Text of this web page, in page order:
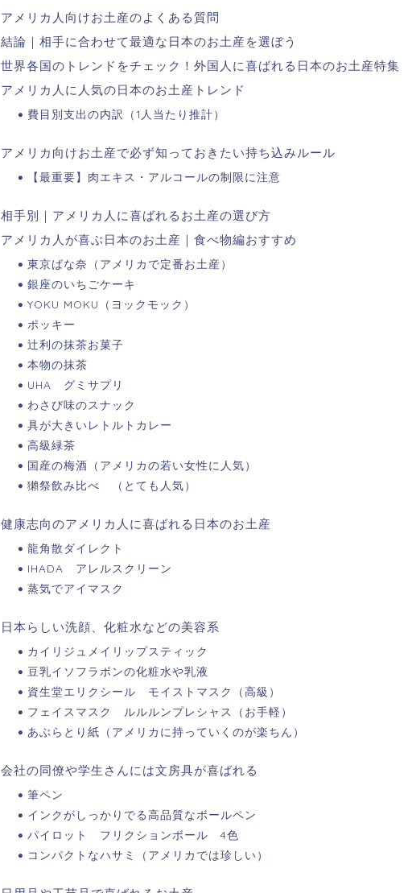
アメリカ人向けお土産のよくある質問
結論｜相手に合わせて最適な日本のお土産を選ぼう
世界各国のトレンドをチェック！外国人に喜ばれる日本のお土産特集
アメリカ人に人気の日本のお土産トレンド
費目別支出の内訳（1人当たり推計）
アメリカ向けお土産で必ず知っておきたい持ち込みルール
【最重要】肉エキス・アルコールの制限に注意
相手別｜アメリカ人に喜ばれるお土産の選び方
アメリカ人が喜ぶ日本のお土産｜食べ物編おすすめ
東京ばな奈（アメリカで定番お土産）
銀座のいちごケーキ
YOKU MOKU（ヨックモック）
ポッキー
辻利の抹茶お菓子
本物の抹茶
UHA グミサプリ
わさび味のスナック
具が大きいレトルトカレー
高級緑茶
国産の梅酒（アメリカの若い女性に人気）
獺祭飲み比べ （とても人気）
健康志向のアメリカ人に喜ばれる日本のお土産
龍角散ダイレクト
IHADA アレルスクリーン
蒸気でアイマスク
日本らしい洗顔、化粧水などの美容系
カイリジュメイリップスティック
豆乳イソフラボンの化粧水や乳液
資生堂エリクシール モイストマスク（高級）
フェイスマスク ルルルンプレシャス（お手軽）
あぶらとり紙（アメリカに持っていくのが楽ちん）
会社の同僚や学生さんには文房具が喜ばれる
筆ペン
インクがしっかりでる高品質なボールペン
パイロット フリクションボール 4色
コンパクトなハサミ（アメリカでは珍しい）